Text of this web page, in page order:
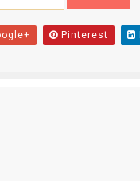
Pinterest